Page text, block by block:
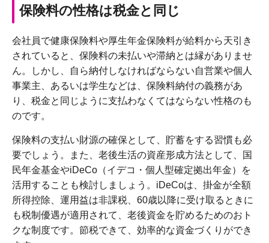
保険料の性格は税金と同じ
会社員で健康保険料や厚生年金保険料が給料から天引き
されていると、保険料の未払いや滞納とは縁がありませ
ん。しかし、自ら納付しなければならない自営業や個人
事業主、あるいは学生などは、保険料納付の義務があ
り、税金と同じように支払わなくてはならない性格のも
のです。
保険料の支払い財源の確保として、貯蓄をする習慣も必
要でしょう。また、老後生活の資産形成方法として、国
民年金基金やiDeCo（イデコ・個人型確定拠出年金）を
活用することも検討しましょう。iDeCoは、掛金が全額
所得控除、運用益は非課税、60歳以降に受け取るときに
も税制優遇が適用されて、老後資金を貯めるためのおト
クな制度です。節税できて、効率的な資金づくりができ